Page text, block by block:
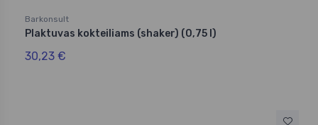
Barkonsult
Plaktuvas kokteiliams (shaker) (0,75 l)
30,23 €